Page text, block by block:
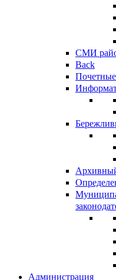
СМИ
Back
Администрация